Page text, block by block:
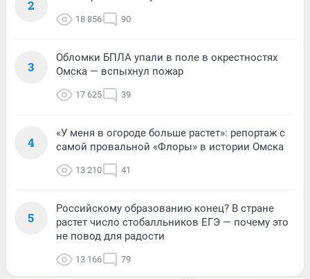
2
18 856 90
3
Обломки БПЛА упали в поле в окрестностях
Омска — вспыхнул пожар
17 625 39
4
«У меня в огороде больше растет»: репортаж с
самой провальной «Флоры» в истории Омска
13 210 41
5
Российскому образованию конец? В стране
растет число стобалльников ЕГЭ — почему это
не повод для радости
13 166 79